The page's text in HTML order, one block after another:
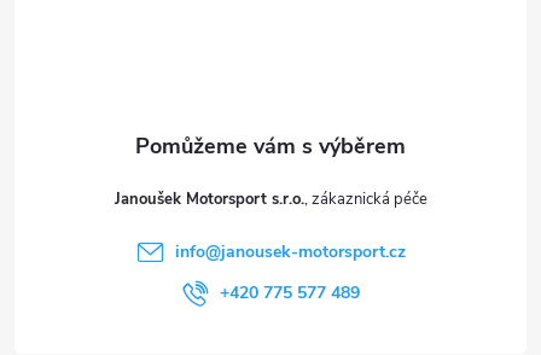
Janoušek Motorsport s.r.o.
info@janousek-motorsport.cz
+420 775 577 489